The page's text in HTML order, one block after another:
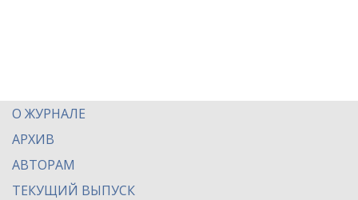
О ЖУРНАЛЕ
АРХИВ
АВТОРАМ
ТЕКУЩИЙ ВЫПУСК